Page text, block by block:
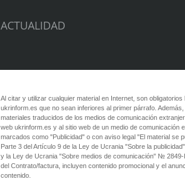
ACTUALIDAD
Al citar y utilizar cualquier material en Internet, son
ukrinform.es que no sean inferiores al primer párrafo.
materiales traducidos de los medios de comunicación
web ukrinform.es y al sitio web de un medio de comunicación
marcados como "Publicidad" o con aviso legal "El material se
Parte 3 del Artículo 9 de la Ley de Ucrania "Sobre la
y la Ley de Ucrania "Sobre medios de comunicación" №
del Contrato/factura, incluyen contenido promocional y el
contenido.